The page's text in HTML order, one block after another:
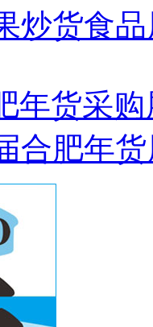
炒货食
年货采
合肥年